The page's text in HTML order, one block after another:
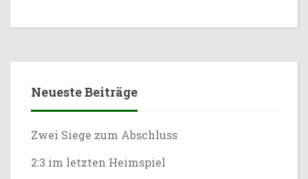
Neueste Beiträge
Zwei Siege zum Abschluss
2:3 im letzten Heimspiel